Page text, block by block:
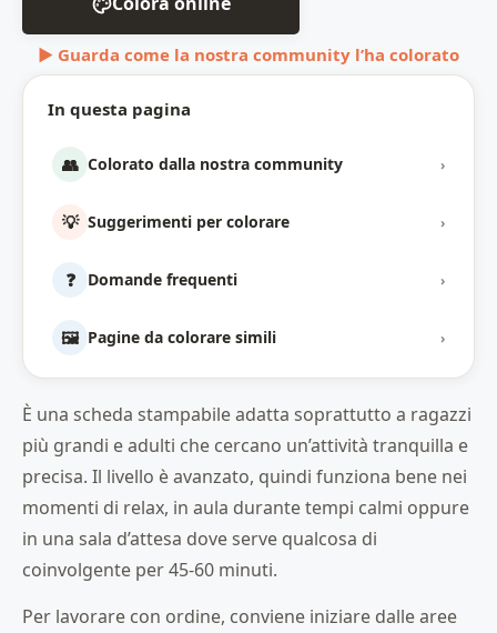
In questa pagina
👥 Colorato dalla nostra community ›
💡 Suggerimenti per colorare ›
❓ Domande frequenti ›
🖼️ Pagine da colorare simili ›
▶ Guarda come la nostra community l’ha colorato
È una scheda stampabile adatta soprattutto a ragazzi
più grandi e adulti che cercano un’attività tranquilla e
precisa. Il livello è avanzato, quindi funziona bene nei
momenti di relax, in aula durante tempi calmi oppure
in una sala d’attesa dove serve qualcosa di
coinvolgente per 45-60 minuti.
Per lavorare con ordine, conviene iniziare dalle aree